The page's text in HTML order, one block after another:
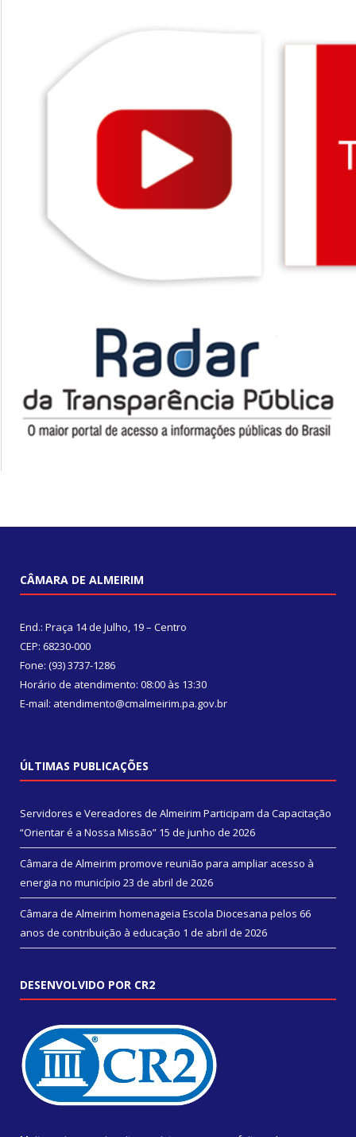
CÂMARA DE ALMEIRIM
End.: Praça 14 de Julho, 19 – Centro
CEP: 68230-000
Fone: (93) 3737-1286
Horário de atendimento: 08:00 às 13:30
E-mail: atendimento@cmalmeirim.pa.gov.br
ÚLTIMAS PUBLICAÇÕES
Servidores e Vereadores de Almeirim Participam da Capacitação
“Orientar é a Nossa Missão” 15 de junho de 2026
Câmara de Almeirim promove reunião para ampliar acesso à
energia no município 23 de abril de 2026
Câmara de Almeirim homenageia Escola Diocesana pelos 66
anos de contribuição à educação 1 de abril de 2026
DESENVOLVIDO POR CR2